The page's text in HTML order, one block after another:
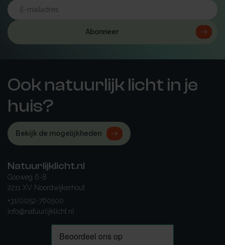
Abonneer
Ook natuurlijk licht in je
huis?
Bekijk de mogelijkheden
Natuurlijklicht.nl
Gooweg 6-8
2211 XV Noordwijkerhout
+31(0)252-760500
info@natuurlijklicht.nl